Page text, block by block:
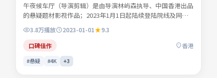
午夜候车厅（导演剪辑）是由导演林屿森执导、中国香港出品
的悬疑题材影视作品；2023年1月1日起陆续登陆院线及网络
平台。主演易南乔、任远舟、景行止等共同诠释一段充满转折
的人物命运。色彩与配乐共同烘托年代氛围，细节经得起反复
推敲。适合检索「悬疑电影」「中国香港影片」「2023年上
映」等关键词的观众收藏。
3.8万播放 2023-01-01
9.3
口碑佳作
香港
#悬疑 #4K +3